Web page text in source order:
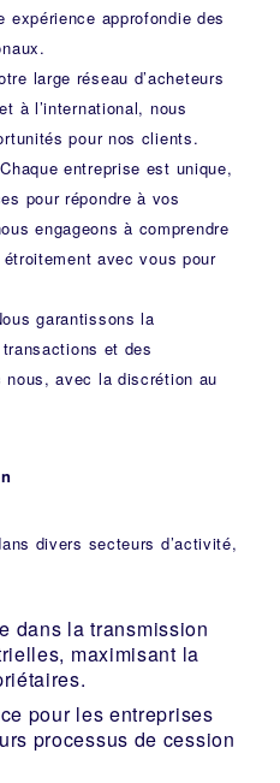
expérience approfondie des
large réseau d’acheteurs
à l’international, nous
pour nos clients.
Chaque entreprise est unique,
pour répondre à vos
engageons à comprendre
avec vous pour
garantissons la
et des
avec la discrétion au
divers secteurs d’activité,
dans la transmission
maximisant la
pour les entreprises
processus de cession